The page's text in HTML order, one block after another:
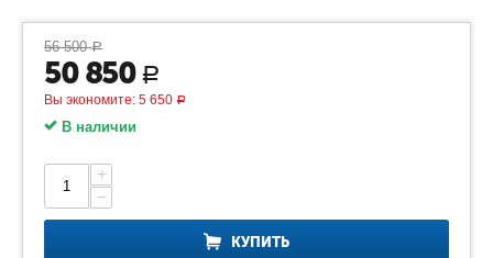
56 500 Р
50 850 Р
Вы экономите: 5 650 Р
В наличии
+
−
КУПИТЬ